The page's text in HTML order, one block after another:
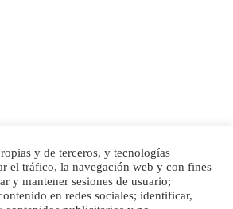
MESA Y LOPEZ
CON MICROCHIP PERDIDO HOY 06/07/2025 ZONA
Política de privacidad
Cláusula de Cookies
y de terceros, y tecnologías
el tráfico, la navegación web y con fines
y mantener sesiones de usuario;
en redes sociales; identificar,